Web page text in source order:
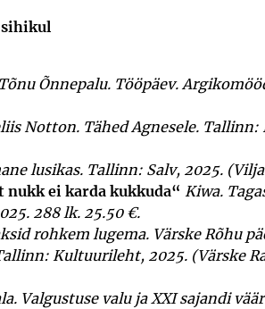
sihikul
Tõnu Õnnepalu. Tööpäev.
Notton. Tähed Agne­sele.
lusikas. Tallinn: Salv, 2025.
nukk ei karda kukkuda“ Kiwa.
288 lk. 25.50 €.
rohkem lugema. Värs­ke Rõhu
Kultuurileht, 2025. (Värske
Valgustuse valu ja XXI sajandi